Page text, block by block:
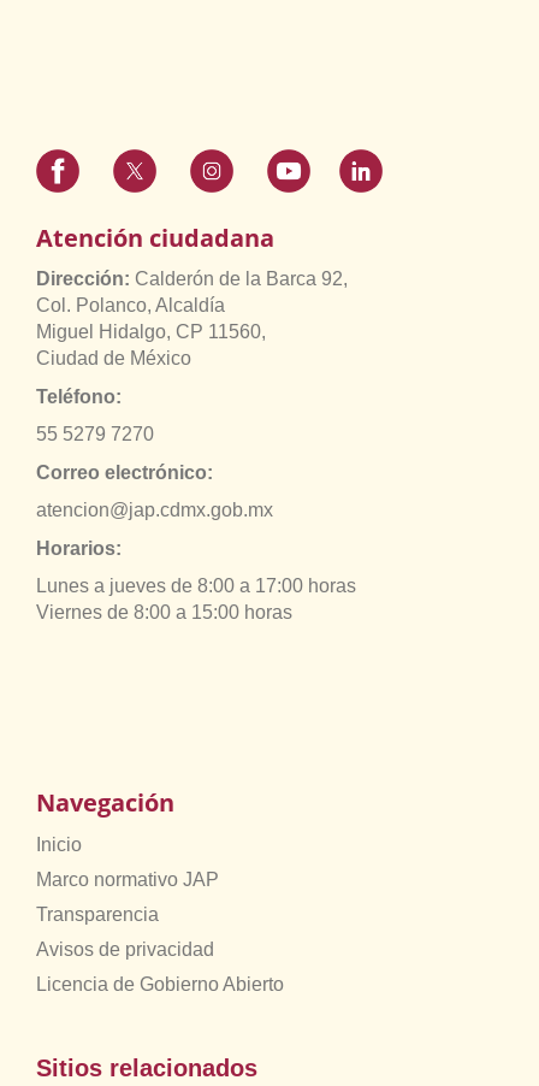
Atención ciudadana
Dirección: Calderón de la Barca 92,
Col. Polanco, Alcaldía
Miguel Hidalgo, CP 11560,
Ciudad de México
Teléfono:
55 5279 7270
Correo electrónico:
atencion@jap.cdmx.gob.mx
Horarios:
Lunes a jueves de 8:00 a 17:00 horas
Viernes de 8:00 a 15:00 horas
Navegación
Inicio
Marco normativo JAP
Transparencia
Avisos de privacidad
Licencia de Gobierno Abierto
Sitios relacionados